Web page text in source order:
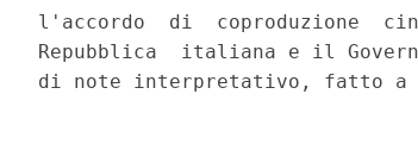
l'accordo  di  coproduzione
Repubblica  italiana e il